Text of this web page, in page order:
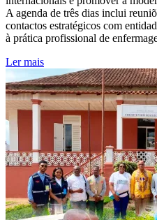
A agenda de três dias inclui
contactos estratégicos com
à prática profissional de
Ler mais